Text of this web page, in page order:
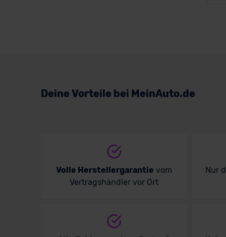
Deine Vorteile bei MeinAuto.de
Volle Herstellergarantie vom
Vertragshändler vor Ort
Nur